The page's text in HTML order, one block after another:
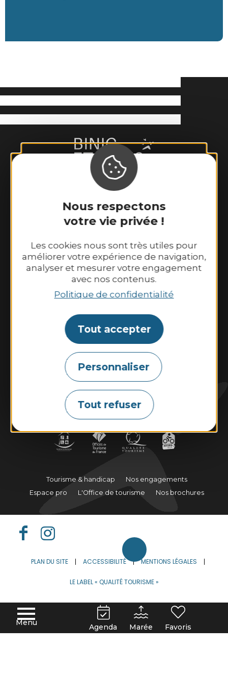
Nous respectons
votre vie privée !
Les cookies nous sont très utiles pour
améliorer votre expérience de navigation,
analyser et mesurer votre engagement
avec nos contenus.
Politique de confidentialité
Tout accepter
Personnaliser
Tout refuser
Agenda Marée Favoris
Menu
Binic-Etables sur Mer Tourisme
6 place Le Pomellec
22520 Binic-Etables sur Mer
Tél. 02 96 73 60 12
Nos horaires d’ouverture :
Du lundi au samedi : 9h30–13h00 et
14h00–18h30.
14h00–18h00
Contactez-nous
Marées Météo Webcams
Tourisme & handicap
Nos engagements
Espace pro
L'Office de tourisme Nos brochures
PLAN DU SITE ACCESSIBILITÉ MENTIONS LÉGALES
LE LABEL « QUALITÉ TOURISME »
FRANÇAIS
DEUTSCH
ENGLISH
ESPAÑOL